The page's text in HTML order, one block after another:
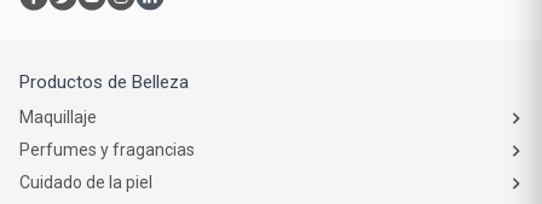
Productos de Belleza
Maquillaje
Perfumes y fragancias
Cuidado de la piel